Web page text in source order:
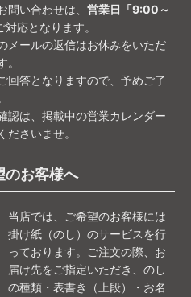
問い合わせは、 営業日「9:00～
対応となります。
メールの返信はお休みをいただ
。
回答となりますので、予めご了
認は、掲載中の営業カレンダー
ださいませ。
のお客様へ
当店では、ご希望のお客様には
掛け紙（のし）のサービスを行
っております。ご注文の際、お
届け先をご指定いただき、のし
の種類・表書き（上段）・お名